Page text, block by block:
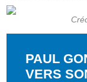
PAUL
VERS